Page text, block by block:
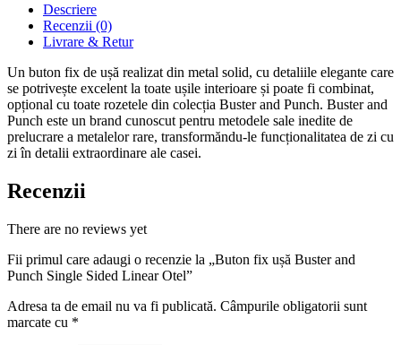
Descriere
Recenzii (0)
Livrare & Retur
Un buton fix de ușă realizat din metal solid, cu detaliile elegante care
se potrivește excelent la toate ușile interioare și poate fi combinat,
opțional cu toate rozetele din colecția Buster and Punch. Buster and
Punch este un brand cunoscut pentru metodele sale inedite de
prelucrare a metalelor rare, transformăndu-le funcționalitatea de zi cu
zi în detalii extraordinare ale casei.
Recenzii
There are no reviews yet
Fii primul care adaugi o recenzie la „Buton fix ușă Buster and
Punch Single Sided Linear Otel”
Adresa ta de email nu va fi publicată. Câmpurile obligatorii sunt
marcate cu *